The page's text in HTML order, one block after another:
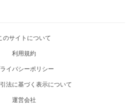
のサイトについて
利用規約
イバシーポリシー
法に基づく表示について
運営会社